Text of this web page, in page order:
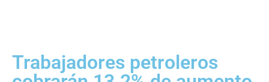
Trabajadores petroleros